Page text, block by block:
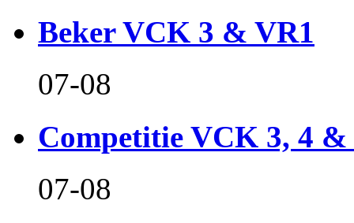
Beker VCK 3 & VR1
07-08
Competitie VCK 3, 4 &
07-08